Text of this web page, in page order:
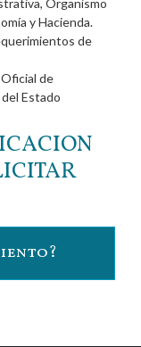
Organismo
y Hacienda.
de
de
Estado